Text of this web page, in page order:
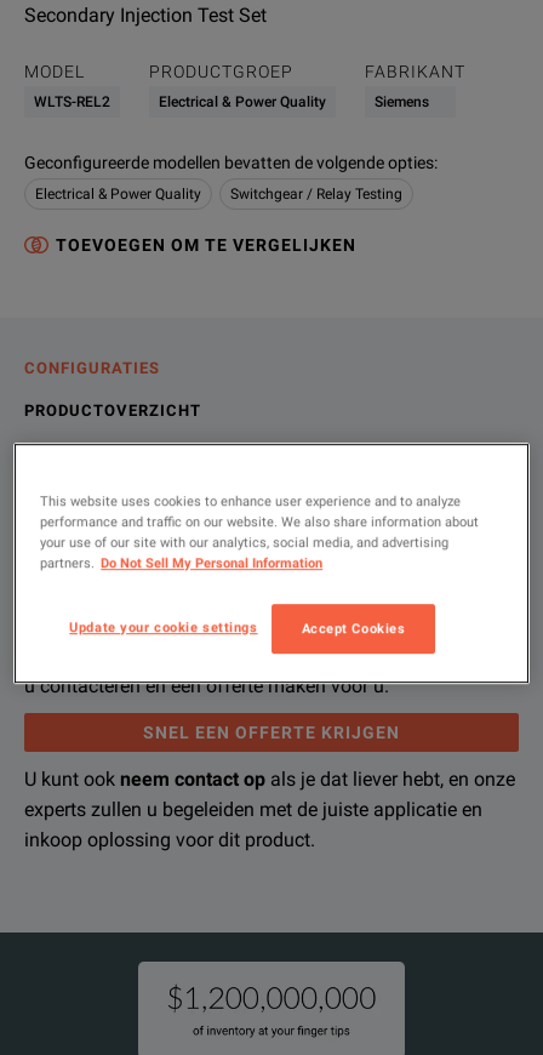
Secondary Injection Test Set
MODEL
WLTS-REL2
PRODUCTGROEP
Electrical & Power Quality
FABRIKANT
Siemens
Geconfigureerde modellen bevatten de volgende opties:
Electrical & Power Quality Switchgear / Relay Testing
TOEVOEGEN OM TE VERGELIJKEN
CONFIGURATIES
PRODUCTOVERZICHT
Laat ons u helpen, met uw exacte
Gebruikt u alstublieft "krijg snel een offerte" , en we zullen
u contacteren en een offerte maken voor u.
SNEL EEN OFFERTE KRIJGEN
U kunt ook neem contact op als je dat liever hebt, en onze
experts zullen u begeleiden met de juiste applicatie en
inkoop oplossing voor dit product.
Productoverzicht
We're sorry, we don't currently have any further information
If you would like to know more, pleaseget in touch
Bronnen
Het spijt ons, maar we hebben op dit moment geen andere
contact opnemenmet ons en
This website uses cookies to enhance user experience and to analyze
performance and traffic on our website. We also share information about
your use of our site with our analytics, social media, and advertising
partners. Do Not Sell My Personal Information
Update your cookie settings Accept Cookies